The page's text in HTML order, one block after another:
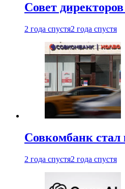
Совет
2 года спустя2 года спустя
Совкомбанк
2 года спустя2 года спустя